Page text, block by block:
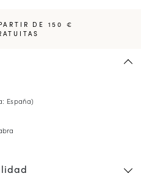
DE 150 €
España)